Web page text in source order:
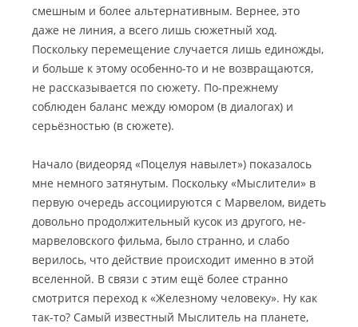
смешным и более альтернативным. Вернее, это
даже не линия, а всего лишь сюжетный ход.
Поскольку перемещение случается лишь единожды,
и больше к этому особенно-то и не возвращаются,
не рассказывается по сюжету. По-прежнему
соблюден баланс между юмором (в диалогах) и
серьёзностью (в сюжете).
Начало (видеоряд «Поцелуя навылет») показалось
мне немного затянутым. Поскольку «Мыслители» в
первую очередь ассоциируются с Марвелом, видеть
довольно продолжительный кусок из другого, не-
марвеловского фильма, было странно, и слабо
верилось, что действие происходит именно в этой
вселенной. В связи с этим ещё более странно
смотрится переход к «Железному человеку». Ну как
так-то? Самый известный Мыслитель на планете,